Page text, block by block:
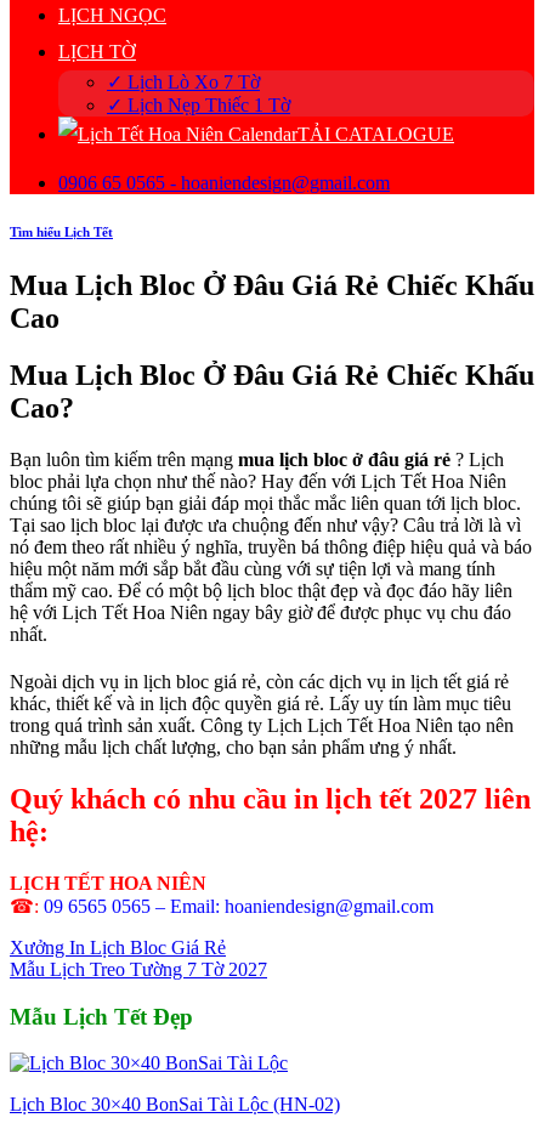
LỊCH NGỌC
LỊCH TỜ
✓ Lịch Lò Xo 7 Tờ
✓ Lịch Nẹp Thiếc 1 Tờ
TẢI CATALOGUE
0906 65 0565 - hoaniendesign@gmail.com
Tìm hiểu Lịch Tết
Mua Lịch Bloc Ở Đâu Giá Rẻ Chiếc Khấu
Cao
Mua Lịch Bloc Ở Đâu Giá Rẻ Chiếc Khấu
Cao?
Bạn luôn tìm kiếm trên mạng mua lịch bloc ở đâu giá rẻ ? Lịch
bloc phải lựa chọn như thế nào? Hay đến với Lịch Tết Hoa Niên
chúng tôi sẽ giúp bạn giải đáp mọi thắc mắc liên quan tới lịch bloc.
Tại sao lịch bloc lại được ưa chuộng đến như vậy? Câu trả lời là vì
nó đem theo rất nhiều ý nghĩa, truyền bá thông điệp hiệu quả và báo
hiệu một năm mới sắp bắt đầu cùng với sự tiện lợi và mang tính
thẩm mỹ cao. Để có một bộ lịch bloc thật đẹp và đọc đáo hãy liên
hệ với Lịch Tết Hoa Niên ngay bây giờ để được phục vụ chu đáo
nhất.
Ngoài dịch vụ in lịch bloc giá rẻ, còn các dịch vụ in lịch tết giá rẻ
khác, thiết kế và in lịch độc quyền giá rẻ. Lấy uy tín làm mục tiêu
trong quá trình sản xuất. Công ty Lịch Lịch Tết Hoa Niên tạo nên
những mẫu lịch chất lượng, cho bạn sản phẩm ưng ý nhất.
Quý khách có nhu cầu in lịch tết 2027 liên
hệ:
LỊCH TẾT HOA NIÊN
☎: 09 6565 0565 – Email: hoaniendesign@gmail.com
Xưởng In Lịch Bloc Giá Rẻ
Mẫu Lịch Treo Tường 7 Tờ 2027
Mẫu Lịch Tết Đẹp
Lịch Bloc 30×40 BonSai Tài Lộc (HN-02)